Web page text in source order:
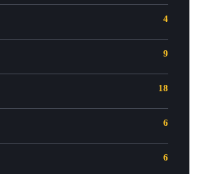
4
9
18
6
6